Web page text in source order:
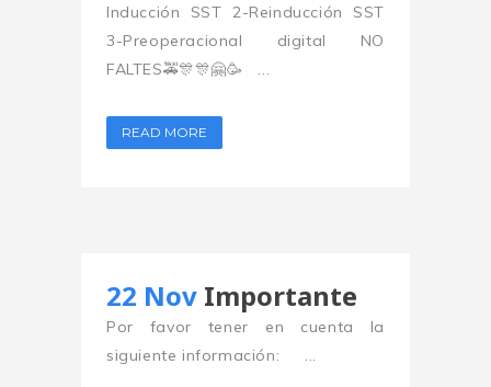
Inducción SST 2-Reinducción SST
3-Preoperacional digital NO
FALTES🚕🎊🎊🤗🥳 ...
READ MORE
22 Nov Importante
Por favor tener en cuenta la
siguiente información: ...